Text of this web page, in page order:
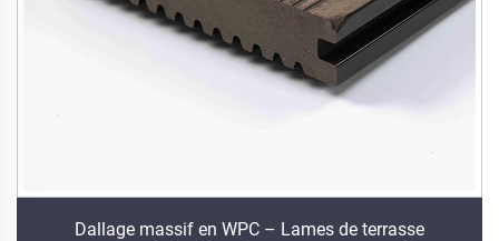
Dallage massif en WPC – Lames de terrasse